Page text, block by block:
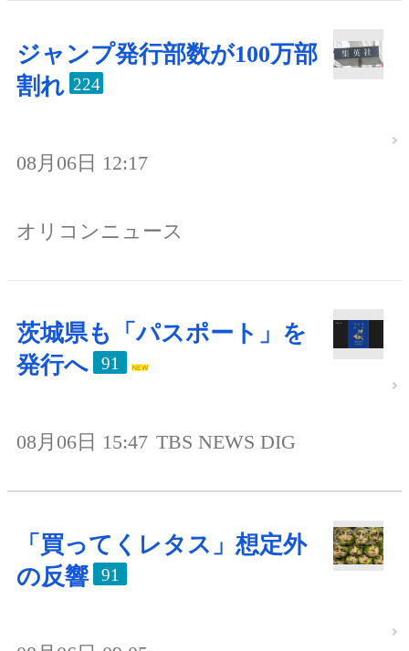
ジャンプ発行部数が100万部
割れ 224
08月06日 12:17
オリコンニュース
茨城県も「パスポート」を
発行へ
91
08月06日 15:47 TBS NEWS DIG
「買ってくレタス」想定外
の反響
91